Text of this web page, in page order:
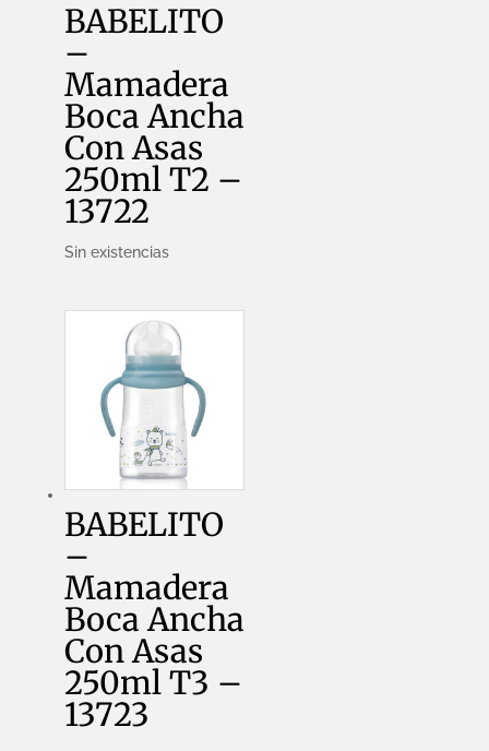
BABELITO
–
Mamadera
Boca Ancha
Con Asas
250ml T2 –
13722
Sin existencias
BABELITO
–
Mamadera
Boca Ancha
Con Asas
250ml T3 –
13723